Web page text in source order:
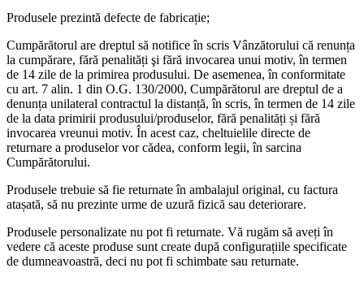
Produsele prezintă defecte de fabricație;
Cumpărătorul are dreptul să notifice în scris Vânzătorului că renunța
la cumpărare, fără penalități şi fără invocarea unui motiv, în termen
de 14 zile de la primirea produsului. De asemenea, în conformitate
cu art. 7 alin. 1 din O.G. 130/2000, Cumpărătorul are dreptul de a
denunța unilateral contractul la distanță, în scris, în termen de 14 zile
de la data primirii produsului/produselor, fără penalități și fără
invocarea vreunui motiv. În acest caz, cheltuielile directe de
returnare a produselor vor cădea, conform legii, în sarcina
Cumpărătorului.
Produsele trebuie să fie returnate în ambalajul original, cu factura
atașată, să nu prezinte urme de uzură fizică sau deteriorare.
Produsele personalizate nu pot fi returnate. Vă rugăm să aveți în
vedere că aceste produse sunt create după configurațiile specificate
de dumneavoastră, deci nu pot fi schimbate sau returnate.